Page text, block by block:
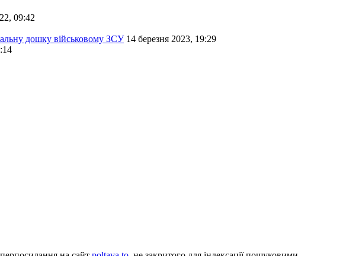
09:42
дошку військовому ЗСУ 14 березня 2023, 19:29